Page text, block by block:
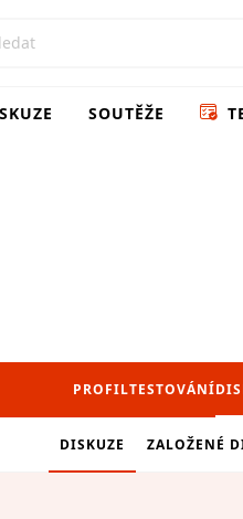
SOUTĚŽE
PROFILTESTOVÁNÍ
DISKUZE ZALOŽENÉ